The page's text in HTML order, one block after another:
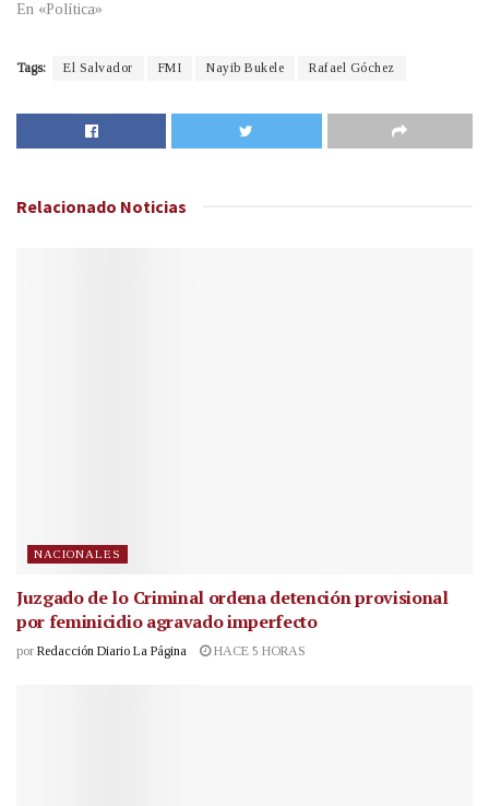
En «Política»
Tags: El Salvador FMI Nayib Bukele Rafael Góchez
Relacionado Noticias
NACIONALES
Juzgado de lo Criminal ordena detención provisional
por feminicidio agravado imperfecto
por Redacción Diario La Página HACE 5 HORAS